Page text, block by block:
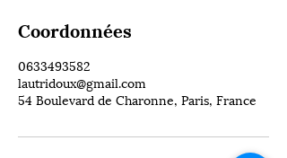
Coordonnées
0633493582
lautridoux@gmail.com
54 Boulevard de Charonne, Paris, France